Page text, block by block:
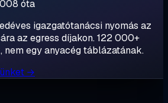
óta
igazgatótanácsi nyomás az
az egress díjakon. 122 000+
egy anyacég táblázatának.
→